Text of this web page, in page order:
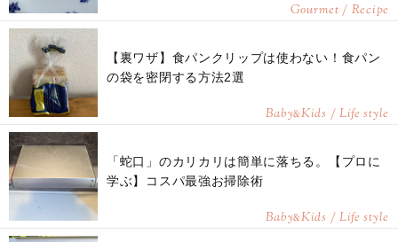
Gourmet / Recipe
【裏ワザ】食パンクリップは使わない！食パン
の袋を密閉する方法2選
Baby&Kids / Life style
「蛇口」のカリカリは簡単に落ちる。【プロに
学ぶ】コスパ最強お掃除術
Baby&Kids / Life style